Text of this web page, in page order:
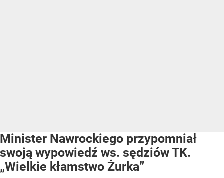
Minister Nawrockiego przypomniał
swoją wypowiedź ws. sędziów TK.
„Wielkie kłamstwo Żurka”